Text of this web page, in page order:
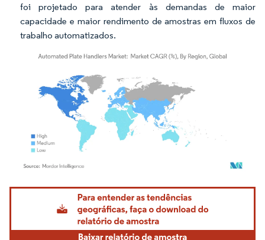
foi projetado para atender às demandas de maior
capacidade e maior rendimento de amostras em fluxos de
trabalho automatizados.
Imagem © Mordor Intelligence. O reuso requer atribuição conforme CC BY 4.0.